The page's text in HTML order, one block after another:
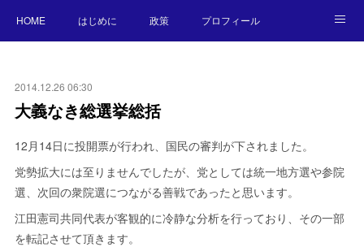
HOME はじめに 政策 プロフィール
2014.12.26 06:30
大義なき総選挙総括
12月14日に投開票が行われ、国民の審判が下されました。
党勢拡大には至りませんでしたが、党としては統一地方選や参院
選、次回の衆院選につながる善戦であったと思います。
江田憲司共同代表が客観的に冷静な分析を行っており、その一部
を転記させて頂きます。